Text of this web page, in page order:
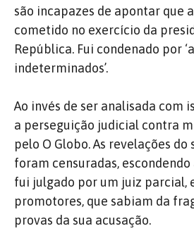
são incapazes de apontar que
cometido no exercício da
República. Fui condenado por
indeterminados’.
Ao invés de ser analisada com
a perseguição judicial contra
pelo O Globo. As revelações
foram censuradas, escondendo
fui julgado por um juiz parcial,
promotores, que sabiam da
provas da sua acusação.